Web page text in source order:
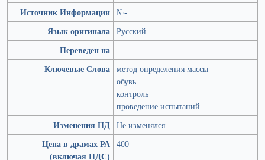
Источник Информации №-
Язык оригинала Русский
Переведен на
Ключевые Слова метод определения массы
обувь
контроль
проведение испытаний
Изменения НД Не изменялся
Цена в драмах РА
(включая НДС)
400